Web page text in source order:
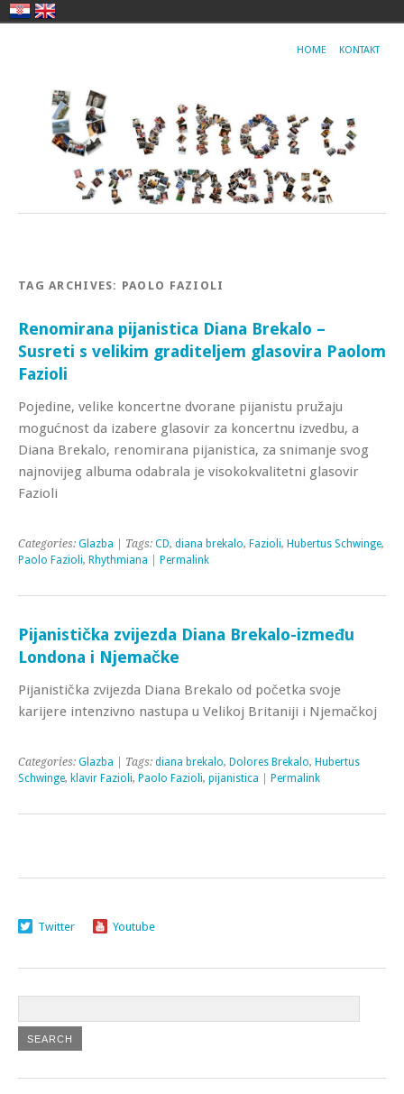
HOME KONTAKT
TAG ARCHIVES: PAOLO FAZIOLI
Renomirana pijanistica Diana Brekalo –
Susreti s velikim graditeljem glasovira Paolom
Fazioli
Pojedine, velike koncertne dvorane pijanistu pružaju
mogućnost da izabere glasovir za koncertnu izvedbu, a
Diana Brekalo, renomirana pijanistica, za snimanje svog
najnovijeg albuma odabrala je visokokvalitetni glasovir
Fazioli
Categories: Glazba | Tags: CD, diana brekalo, Fazioli, Hubertus Schwinge,
Paolo Fazioli, Rhythmiana Permalink
Pijanistička zvijezda Diana Brekalo-između
Londona i Njemačke
Pijanistička zvijezda Diana Brekalo od početka svoje
karijere intenzivno nastupa u Velikoj Britaniji i Njemačkoj
Categories: Glazba | Tags: diana brekalo, Dolores Brekalo, Hubertus
Schwinge, klavir Fazioli, Paolo Fazioli, pijanistica Permalink
Twitter Youtube